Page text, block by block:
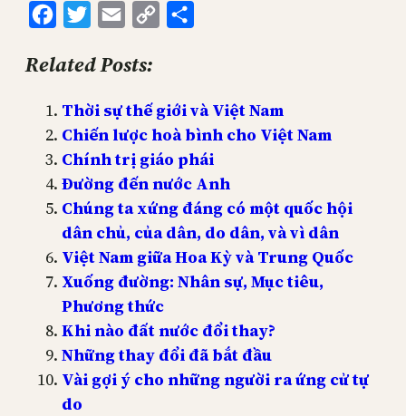
FacebookTwitterEmail
Copy
Related Posts:
Thời sự thế giới và Việt Nam
Chiến lược hoà bình cho Việt Nam
Chính trị giáo phái
Đường đến nước Anh
Chúng ta xứng đáng có một quốc hội
dân chủ, của dân, do dân, và vì dân
Việt Nam giữa Hoa Kỳ và Trung Quốc
Xuống đường: Nhân sự, Mục tiêu,
Phương thức
Khi nào đất nước đổi thay?
Những thay đổi đã bắt đầu
Vài gợi ý cho những người ra ứng cử tự
do